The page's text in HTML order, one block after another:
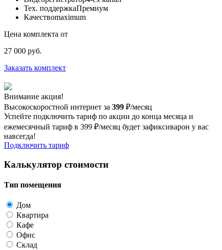
Тех. поддержкаПремиум
Качествоmaximum
Цена комплекта от
27 000 руб.
Заказать комплект
Внимание акция!
Высокоскоростной интернет за 399 ₽/месяц
Успейте подключить тариф по акции до конца месяца и
ежемесячный тариф в 399 ₽/месяц будет зафиксиварон у вас
навсегда!
Подключить тариф
Калькулятор стоимости
Тип помещения
Дом
Квартира
Кафе
Офис
Склад